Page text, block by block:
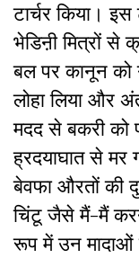
टार्चर किया।
भेडिऩी मित्रों से
बल पर कानून को
लोहा लिया और
मदद से बकरी को
ह्रदयाघात से मर
बेवफा औरतों की
चिंटू जैसे मैं-मैं
रूप में उन मादाओं